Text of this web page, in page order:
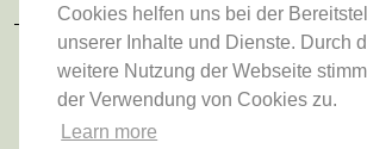
Cookies helfen uns bei der
unserer Inhalte und Dienste. Durch
weitere Nutzung der Webseite
der Verwendung von Cookies zu.
Learn more
FOLGE UNS